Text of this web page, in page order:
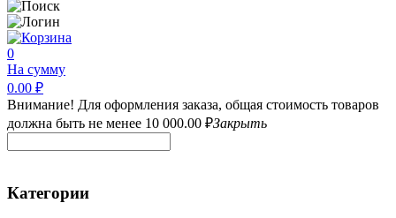
0
На сумму
0.00 ₽
Внимание! Для оформления заказа, общая стоимость товаров
должна быть не менее 10 000.00 ₽Закрыть
Категории